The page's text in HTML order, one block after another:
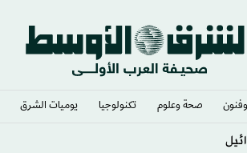
صحة وعلوم تكنولوجيا يوميات الشرق​